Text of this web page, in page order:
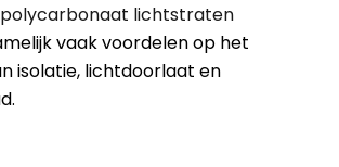
lichtstraten
vaak voordelen op het
isolatie, lichtdoorlaat en